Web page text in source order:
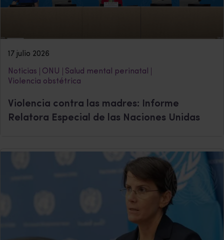
17 julio 2026
Noticias ONU
Salud mental perinatal
Violencia obstétrica
Violencia contra las madres: Informe
Relatora Especial de las Naciones Unidas